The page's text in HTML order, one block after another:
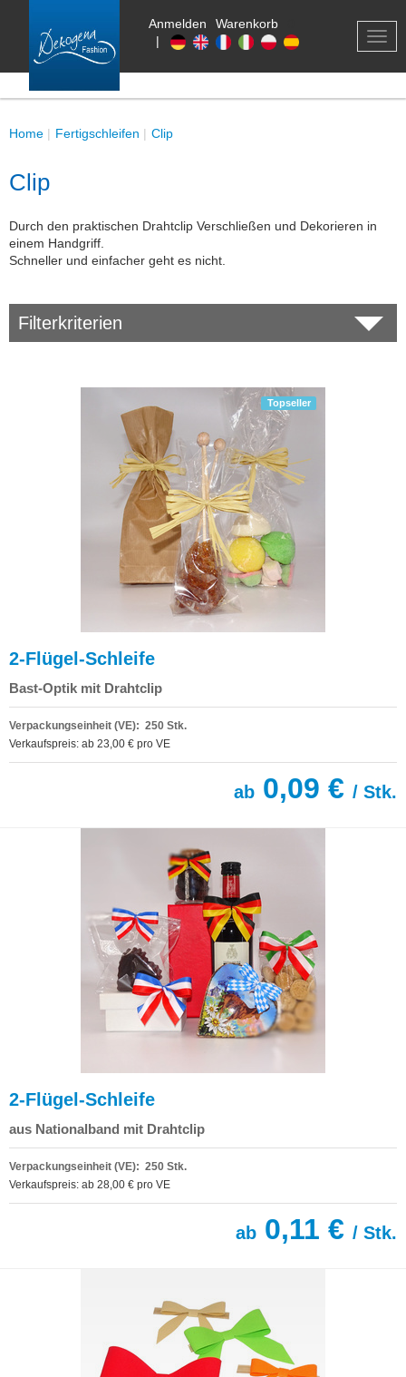
Anmelden
Warenkorb
|
Home Fertigschleifen Clip
Clip
Durch den praktischen Drahtclip Verschließen und Dekorieren in
einem Handgriff.
Schneller und einfacher geht es nicht.
Filterkriterien
Topseller
2-Flügel-Schleife
Bast-Optik mit Drahtclip
Verpackungseinheit (VE): 250 Stk.
Verkaufspreis: ab 23,00 € pro VE
ab 0,09 € / Stk.
2-Flügel-Schleife
aus Nationalband mit Drahtclip
Verpackungseinheit (VE): 250 Stk.
Verkaufspreis: ab 28,00 € pro VE
ab 0,11 € / Stk.